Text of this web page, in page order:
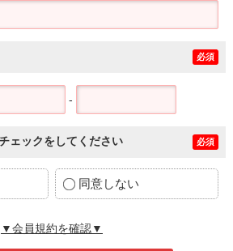
必須
-
ェックをしてください 必須
同意しない
▼会員規約を確認▼